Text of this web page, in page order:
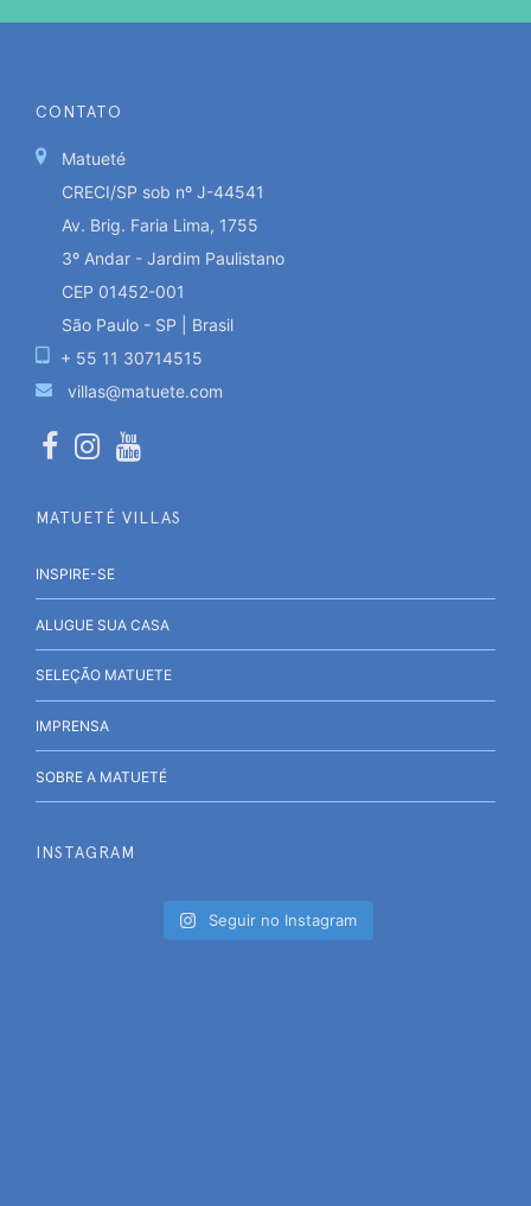
CONTATO
Matueté
CRECI/SP sob nº J-44541
Av. Brig. Faria Lima, 1755
3º Andar - Jardim Paulistano
CEP 01452-001
São Paulo - SP | Brasil
+ 55 11 30714515
villas@matuete.com
MATUETÉ VILLAS
INSPIRE-SE
ALUGUE SUA CASA
SELEÇÃO MATUETE
IMPRENSA
SOBRE A MATUETÉ
INSTAGRAM
Seguir no Instagram